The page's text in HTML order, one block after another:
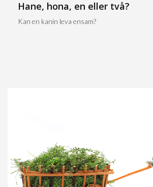
Hane, hona, en eller två?
Kan en kanin leva ensam?